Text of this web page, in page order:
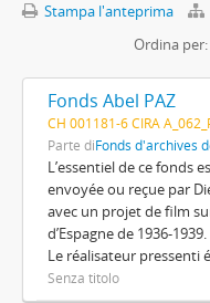
Stampa l'anteprima
Ordina per:
Fonds Abel PAZ
CH 001181-6 CIRA
Parte diFonds d'archives
L’essentiel de ce fonds
envoyée ou reçue par
avec un projet de film
d’Espagne de 1936-1939.
Le réalisateur pressenti
Senza titolo